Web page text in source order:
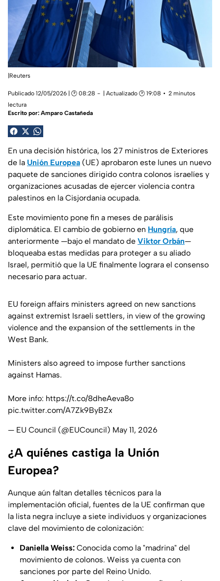
|Reuters
Publicado 12/05/2026 | 🕑 08:28 | Actualizado 🕑 19:08
2 minutos
lectura
Escrito por: Amparo Castañeda
En una decisión histórica, los 27 ministros de Exteriores
de la Unión Europea (UE) aprobaron este lunes un nuevo
paquete de sanciones dirigido contra colonos israelíes y
organizaciones acusadas de ejercer violencia contra
palestinos en la Cisjordania ocupada.
Este movimiento pone fin a meses de parálisis
diplomática. El cambio de gobierno en Hungría, que
anteriormente —bajo el mandato de Viktor Orbán—
bloqueaba estas medidas para proteger a su aliado
Israel, permitió que la UE finalmente lograra el consenso
necesario para actuar.
EU foreign affairs ministers agreed on new sanctions
against extremist Israeli settlers, in view of the growing
violence and the expansion of the settlements in the
West Bank.
Ministers also agreed to impose further sanctions
against Hamas.
More info: https://t.co/8dheAeva8o
pic.twitter.com/A7Zk9ByBZx
— EU Council (@EUCouncil) May 11, 2026
¿A quiénes castiga la Unión
Europea?
Aunque aún faltan detalles técnicos para la
implementación oficial, fuentes de la UE confirman que
la lista negra incluye a siete individuos y organizaciones
clave del movimiento de colonización:
Daniella Weiss: Conocida como la "madrina" del
movimiento de colonos. Weiss ya cuenta con
sanciones por parte del Reino Unido.